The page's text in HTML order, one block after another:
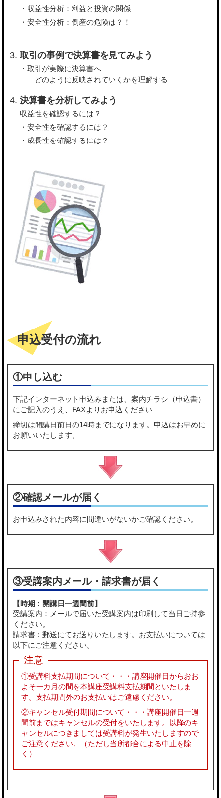
・収益性分析：利益と投資の関係
・安全性分析：倒産の危険は？！
取引の事例で決算書を見てみよう
・取引が実際に決算書へ
どのように反映されていくかを理解する
決算書を分析してみよう
収益性を確認するには？
・安全性を確認するには？
・成長性を確認するには？
申込受付の流れ
①申し込む
下記インターネット申込み または、 案内チラシ（申込書）
にご記入のうえ、FAXよりお申込ください
締切は開講日前日の14時までになります。申込はお早めに
お願いいたします。
②確認メールが届く
お申込みされた内容に間違いがないかご確認ください。
③受講案内メール・請求書が届く
【時期：開講日一週間前】
受講案内：メールで届いた受講案内は印刷して当日ご持参
ください。
請求書：郵送にてお送りいたします。お支払いについては
以下にご注意ください。
①受講料支払期間について・・・講座開催日からおお
よそ一カ月の間を本講座受講料支払期間といたしま
す。支払期間外のお支払いはご遠慮ください。
②キャンセル受付期間について・・・講座開催日一週
間前まではキャンセルの受付をいたします。以降のキ
ャンセルにつきましては受講料が発生いたしますので
ご注意ください。（ただし当所都合による中止を除
く）